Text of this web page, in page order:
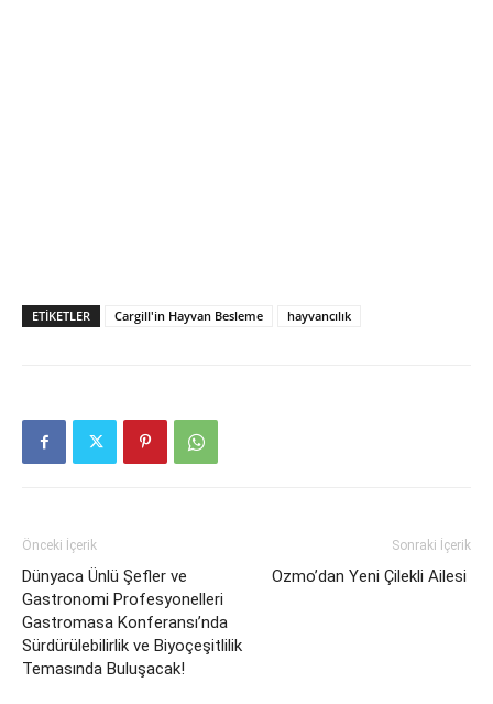
ETIKETLER Cargill'in Hayvan Besleme hayvancılık
Önceki İçerik
Dünyaca Ünlü Şefler ve
Gastronomi Profesyonelleri
Gastromasa Konferansı’nda
Sürdürülebilirlik ve Biyoçeşitlilik
Temasında Buluşacak!
Sonraki İçerik
Ozmo’dan Yeni Çilekli Ailesi